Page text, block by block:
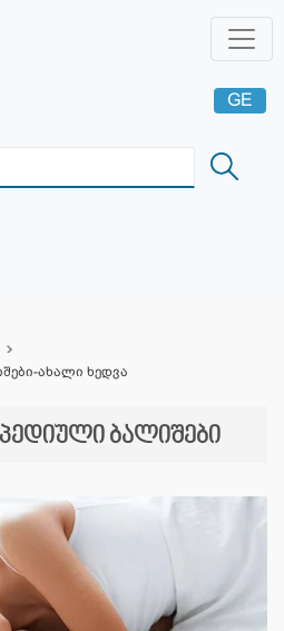
GE
RU
ახალი ხედვა
ბალიშები